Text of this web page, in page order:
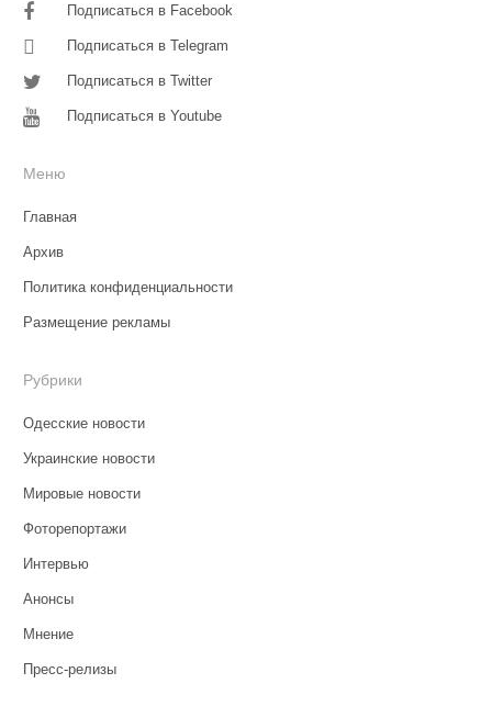
Подписаться в Facebook
Подписаться в Telegram
Подписаться в Twitter
Подписаться в Youtube
Меню
Главная
Архив
Политика конфиденциальности
Размещение рекламы
Рубрики
Одесские новости
Украинские новости
Мировые новости
Фоторепортажи
Интервью
Анонсы
Мнение
Пресс-релизы